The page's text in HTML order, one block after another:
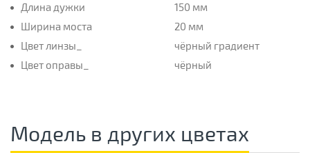
Длина дужки
150 мм
Ширина моста
20 мм
Цвет линзы_
чёрный градиент
Цвет оправы_
чёрный
Модель в других цветах